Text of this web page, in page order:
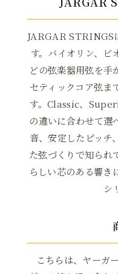
JARGAR STRINGS
す。バイオリン、ビ
どの弦楽器用弦を手
セティックコア弦ま
す。Classic、
の違いに合わせて選
音、安定したピッチ
た弦づくりで知られ
らしい芯のある響き
シ
こちらは、ヤーガ
Medium(標準) ボー
10,241円(税込)